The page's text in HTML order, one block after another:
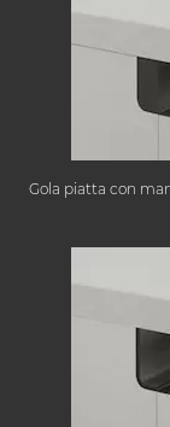
Gola piatta con